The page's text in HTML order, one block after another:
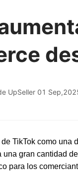
UpSeller 01
TikTok como una
una gran cantidad
para los